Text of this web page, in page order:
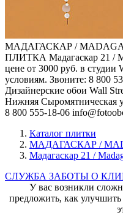
МАДАГАСКАР /
ПЛИТКА Мадагаскар 21 /
цене от 3000 руб. в студии
условиям. Звоните: 8 800
Дизайнерские обои Wall
Нижняя Сыромятническая
8 800 555-18-06
Каталог плитки
МАДАГАСКАР /
Мадагаскар 21 /
СЛУЖБА ЗАБОТЫ О
У вас возникли
предложить, как